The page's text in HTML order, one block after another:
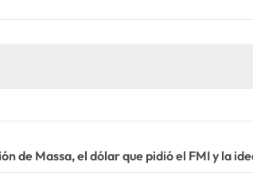
de Massa, el dólar que pidió el FMI y la